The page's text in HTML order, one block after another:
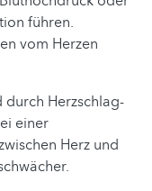
führen.
vom Herzen
Herzschlag-
einer
Herz und